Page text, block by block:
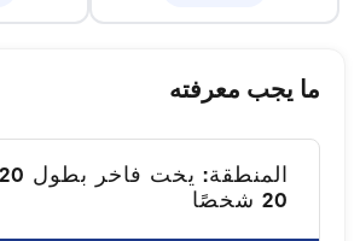
ما يجب معرفته
20 شخصًا